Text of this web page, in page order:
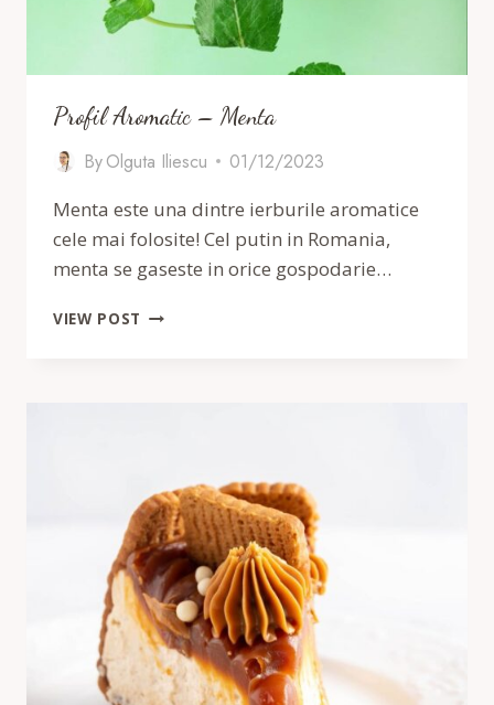
Profil Aromatic – Menta
ByOlguta Iliescu
01/12/2023
Menta este una dintre ierburile aromatice
cele mai folosite! Cel putin in Romania,
menta se gaseste in orice gospodarie…
VIEW POST PROFIL